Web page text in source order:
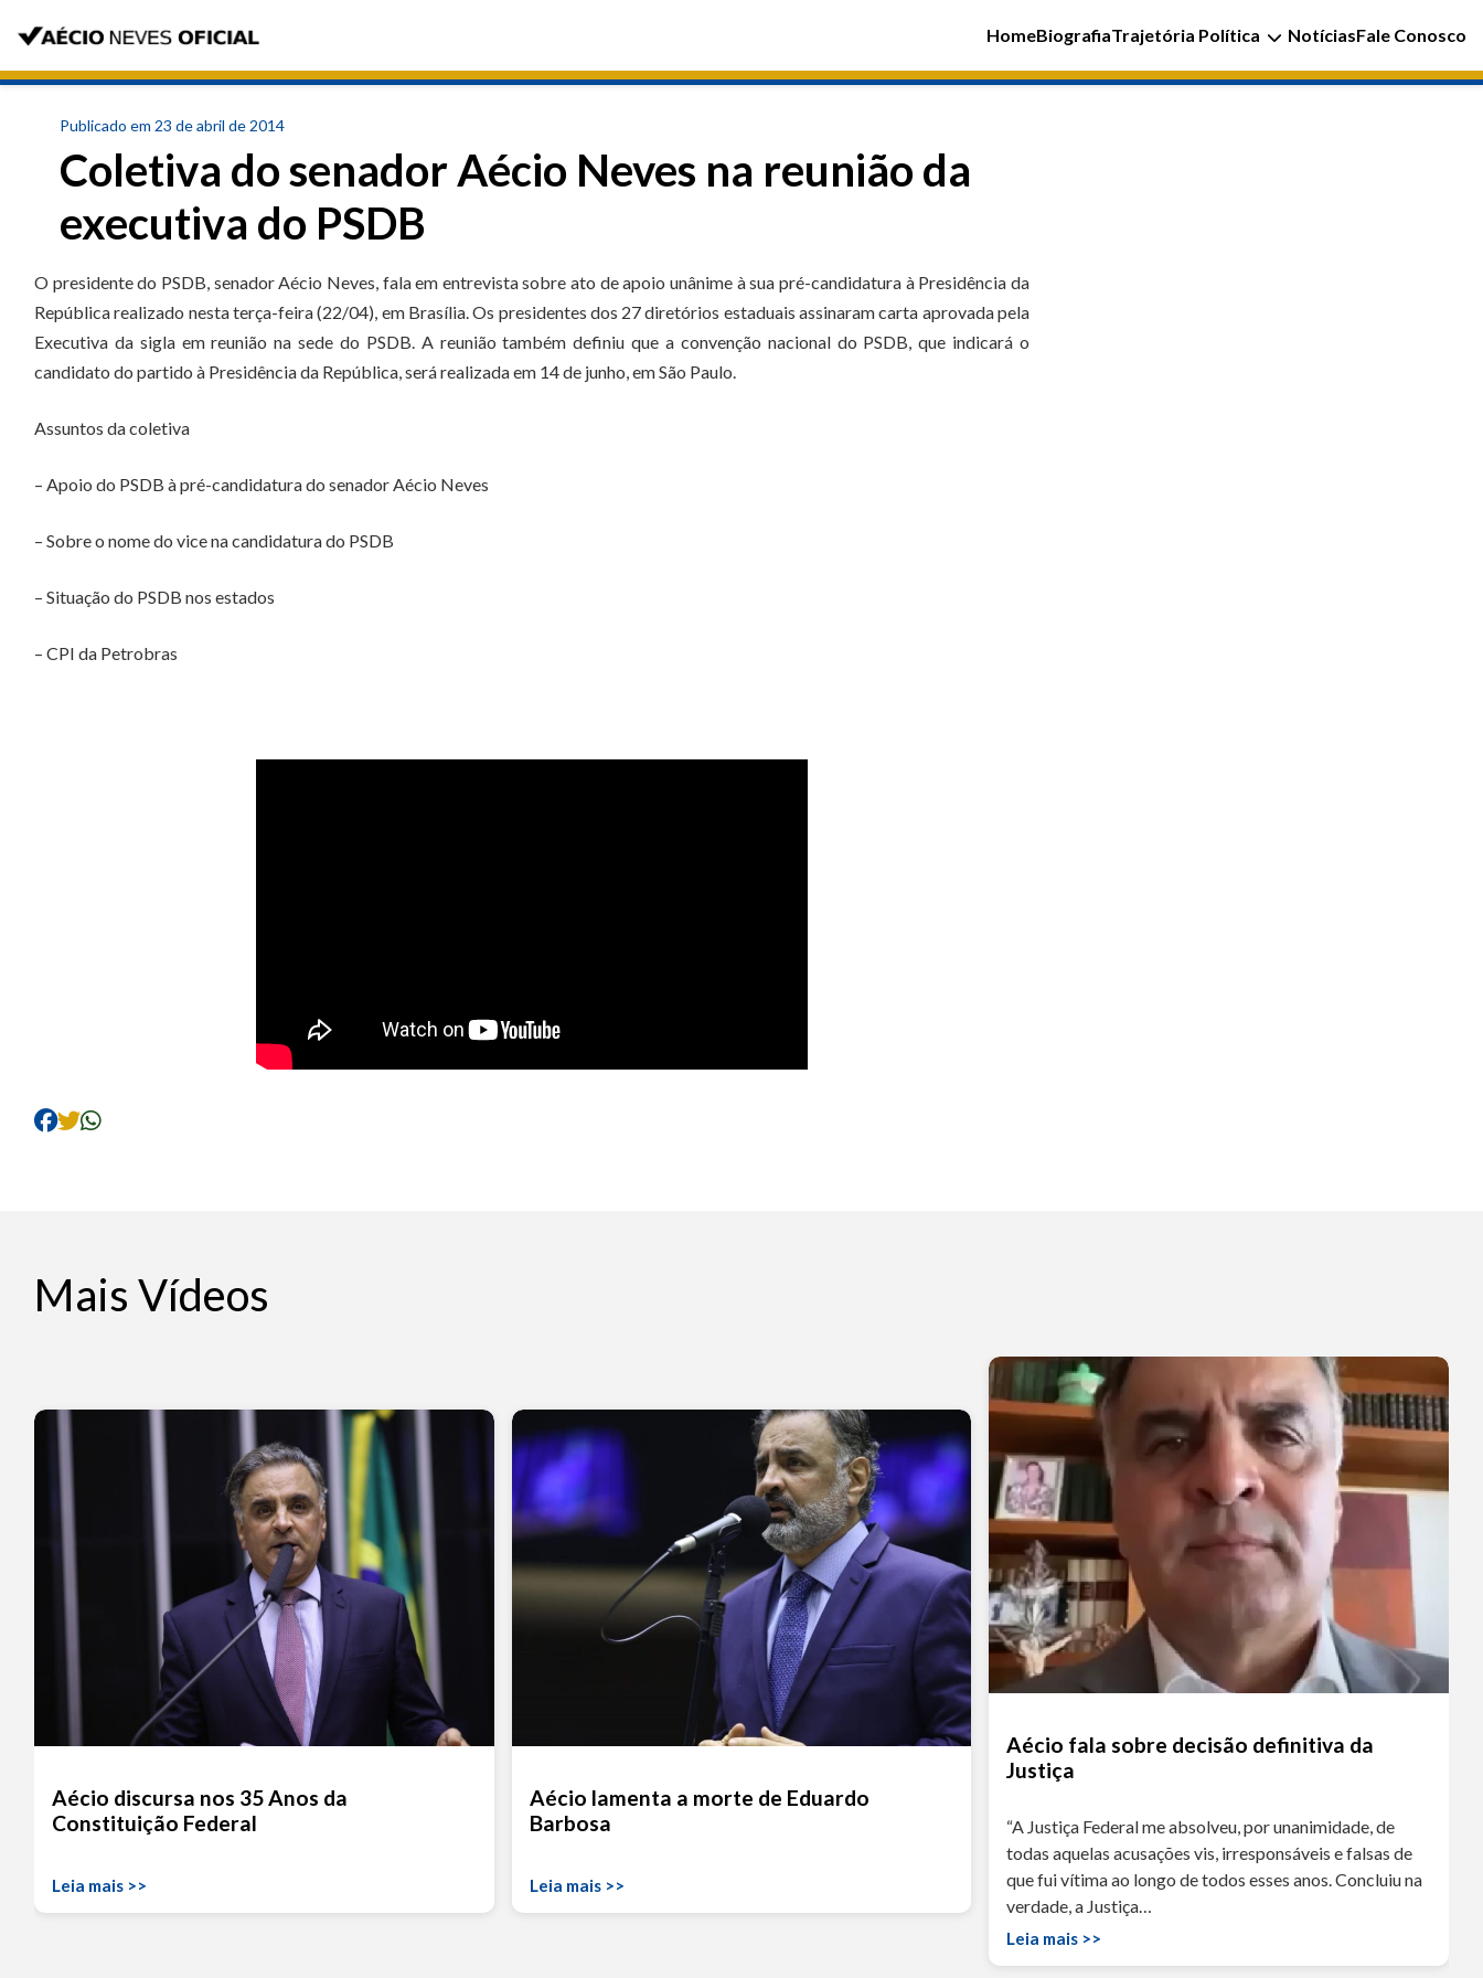
HomeBiografiaTrajetória Política NotíciasFale Conosco
Publicado em 23 de abril de 2014
Coletiva do senador Aécio Neves na reunião da
executiva do PSDB
O presidente do PSDB, senador Aécio Neves, fala em entrevista sobre ato de apoio unânime à sua pré-candidatura à Presidência da
República realizado nesta terça-feira (22/04), em Brasília. Os presidentes dos 27 diretórios estaduais assinaram carta aprovada pela
Executiva da sigla em reunião na sede do PSDB. A reunião também definiu que a convenção nacional do PSDB, que indicará o
candidato do partido à Presidência da República, será realizada em 14 de junho, em São Paulo.
Assuntos da coletiva
– Apoio do PSDB à pré-candidatura do senador Aécio Neves
– Sobre o nome do vice na candidatura do PSDB
– Situação do PSDB nos estados
– CPI da Petrobras
Mais Vídeos
Aécio discursa nos 35 Anos da
Constituição Federal
Leia mais >>
Aécio lamenta a morte de Eduardo
Barbosa
Leia mais >>
Aécio fala sobre decisão definitiva da
Justiça
“A Justiça Federal me absolveu, por unanimidade, de
todas aquelas acusações vis, irresponsáveis e falsas de
que fui vítima ao longo de todos esses anos. Concluiu na
verdade, a Justiça…
Leia mais >>